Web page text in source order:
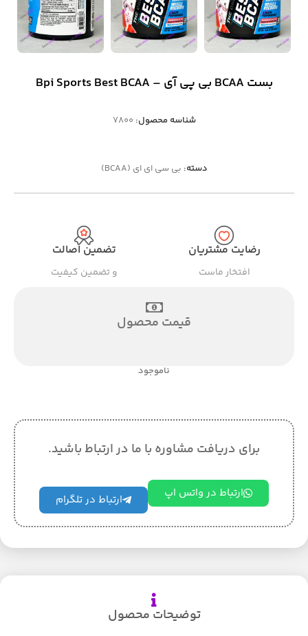
بست BCAA بی پی آی – Bpi Sports Best BCAA
شناسه محصول: 7800
دسته: بی سی ای ای (BCAA)
رضایت مشتریان
افتخار ماست
تضمین اصالت
و تضمین کیفیت
قیمت محصول
ناموجود
برای دریافت مشاوره با ما در ارتباط باشید.
ارتباط در واتس اپ ارتباط در تلگرام
توضیحات محصول